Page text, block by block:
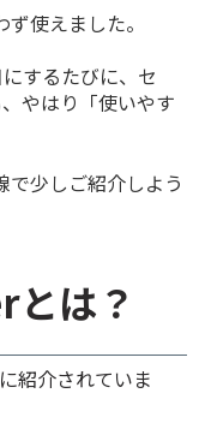
使えました。
するたびに、セ
やはり「使いやす
少しご紹介しよう
とは？
紹介されていま